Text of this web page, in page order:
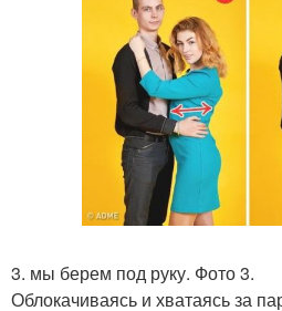
3. мы берем под руку. Фото 3.
Облокачиваясь и хватаясь за